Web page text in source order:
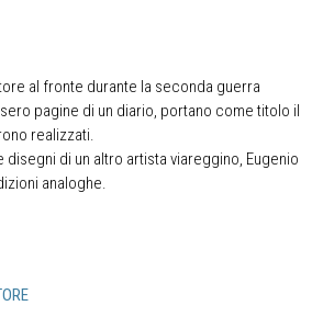
al fronte durante la seconda guerra
pagine di un diario, portano come titolo il
realizzati.
di un altro artista viareggino, Eugenio
analoghe.